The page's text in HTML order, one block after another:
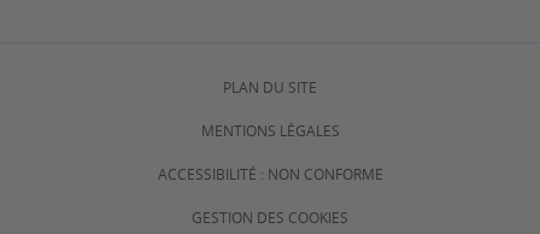
PLAN DU SITE
MENTIONS LÉGALES
ACCESSIBILITÉ : NON CONFORME
GESTION DES COOKIES